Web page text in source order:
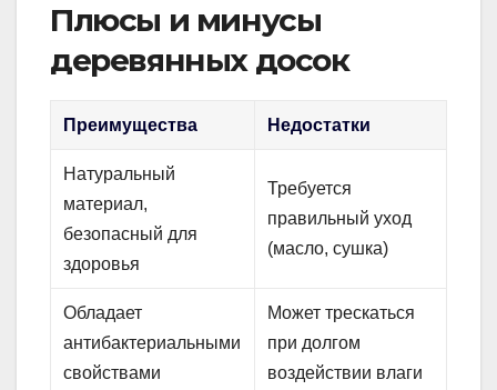
Плюсы и минусы
деревянных досок
Преимущества Недостатки
Натуральный
материал,
безопасный для
здоровья
Требуется
правильный уход
(масло, сушка)
Обладает
антибактериальными
свойствами
Может трескаться
при долгом
воздействии влаги